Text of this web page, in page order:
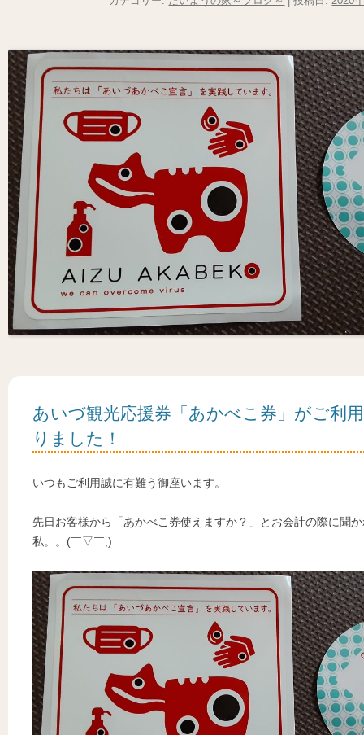
あいづ観光応援券「あかべこ券」がご利
りました！
いつもご利用誠に有難う御座います。
先日お客様から「あかべこ券使えますか？」とお会計の際に聞
私。。(￣▽￣;)